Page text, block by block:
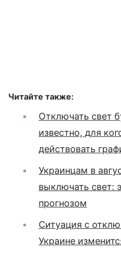
Читайте также:
Отключать свет
известно, для
действовать
Украинцам в
выключать свет:
прогнозом
Ситуация с
Украине